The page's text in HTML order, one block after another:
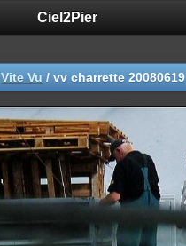
Ciel2Pier
Vite Vu / vv charrette 20080619